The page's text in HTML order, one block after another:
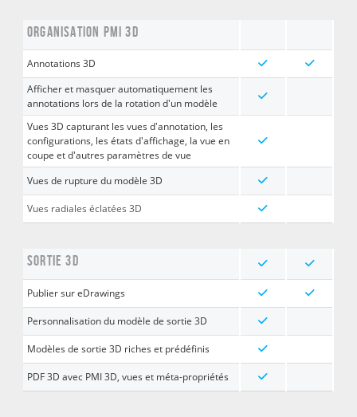
ORGANISATION PMI 3D
Annotations 3D
Afficher et masquer automatiquement les
annotations lors de la rotation d'un modèle
Vues 3D capturant les vues d'annotation, les
configurations, les états d'affichage, la vue en
coupe et d'autres paramètres de vue
Vues de rupture du modèle 3D
Vues radiales éclatées 3D
SORTIE 3D
Publier sur eDrawings
Personnalisation du modèle de sortie 3D
Modèles de sortie 3D riches et prédéfinis
PDF 3D avec PMI 3D, vues et méta-propriétés